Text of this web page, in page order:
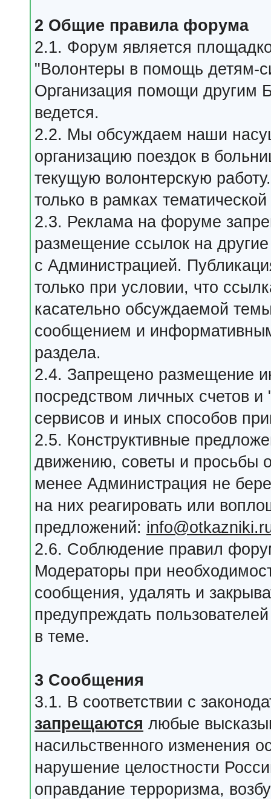
2 Общие правила форума
2.1. Форум является
"Волонтеры в помощь детям-
Организация помощи
ведется.
2.2. Мы обсуждаем наши
организацию поездок в
текущую волонтерскую
только в рамках
2.3. Реклама на форуме
размещение ссылок на
с Администрацией.
только при условии, что
касательно обсуждаемой
сообщением и
раздела.
2.4. Запрещено размещение
посредством личных счетов
сервисов и иных способов
2.5. Конструктивные
движению, советы и просьбы
менее Администрация не
на них реагировать или
предложений:
2.6. Соблюдение правил
Модераторы при
сообщения, удалять и
предупреждать
в теме.
3 Сообщения
3.1. В соответствии с
запрещаются любые
насильственного изменения
нарушение целостности
оправдание терроризма,